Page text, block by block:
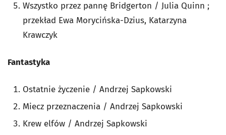
Wszystko przez pannę Bridgerton / Julia Quinn ;
przekład Ewa Morycińska-Dzius, Katarzyna
Krawczyk
Fantastyka
Ostatnie życzenie / Andrzej Sapkowski
Miecz przeznaczenia / Andrzej Sapkowski
Krew elfów / Andrzej Sapkowski